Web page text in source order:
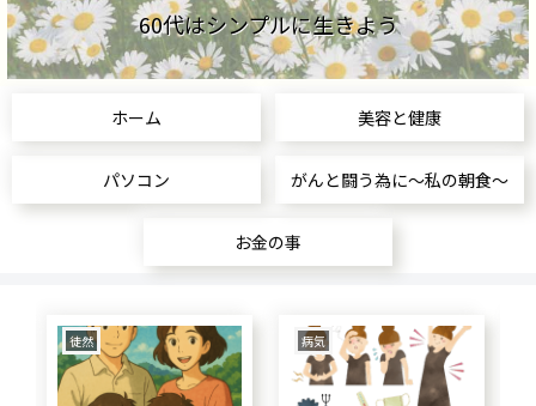
60代はシンプルに生きよう
ホーム 美容と健康
パソコン がんと闘う為に～私の朝食～
お金の事
食生活 美容と健康